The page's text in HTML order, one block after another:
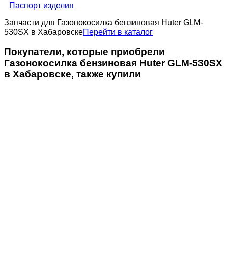
Паспорт изделия
Запчасти для Газонокосилка бензиновая Huter GLM-
530SX в ХабаровскеПерейти в каталог
Покупатели, которые приобрели
Газонокосилка бензиновая Huter GLM-530SX
в Хабаровске, также купили